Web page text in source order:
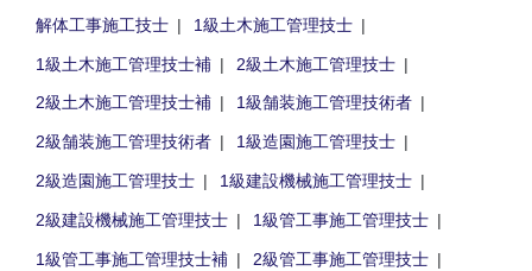
解体工事施工技士
1級土木施工管理技士
1級土木施工管理技士補
2級土木施工管理技士
2級土木施工管理技士補
1級舗装施工管理技術者
2級舗装施工管理技術者
1級造園施工管理技士
2級造園施工管理技士
1級建設機械施工管理技士
2級建設機械施工管理技士
1級管工事施工管理技士
1級管工事施工管理技士補
2級管工事施工管理技士